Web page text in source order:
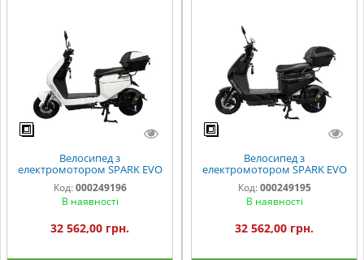
Велосипед з
електромотором SPARK EVO
14" 60V/1200W/25Ah білий
Код: 000249196
В наявності
32 562,00 грн.
Велосипед з
електромотором SPARK EVO
14" 60V/1200W/25Ah чорний
Код: 000249195
В наявності
32 562,00 грн.